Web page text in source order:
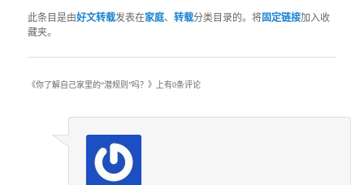
此条目是由好文转载发表在家庭、转载分类目录的。将固定链接加入收
藏夹。
《你了解自己家里的“潜规则”吗？》上有0条评论